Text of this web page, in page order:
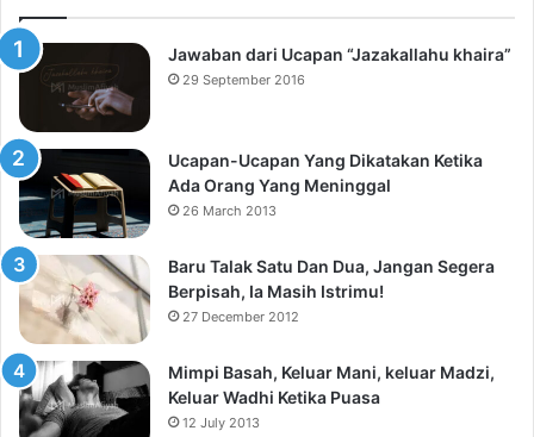
Jawaban dari Ucapan “Jazakallahu khaira”
29 September 2016
Ucapan-Ucapan Yang Dikatakan Ketika
Ada Orang Yang Meninggal
26 March 2013
Baru Talak Satu Dan Dua, Jangan Segera
Berpisah, Ia Masih Istrimu!
27 December 2012
Mimpi Basah, Keluar Mani, keluar Madzi,
Keluar Wadhi Ketika Puasa
12 July 2013